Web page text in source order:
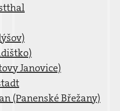
Janovice)
(Panenské Břežany)